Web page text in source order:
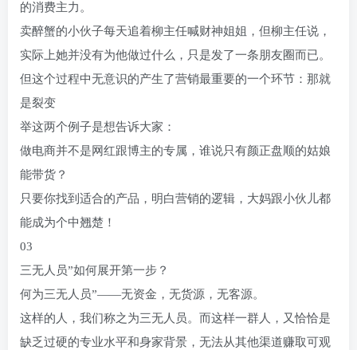
的消费主力。
卖醉蟹的小伙子每天追着柳主任喊财神姐姐，但柳主任说，
实际上她并没有为他做过什么，只是发了一条朋友圈而已。
但这个过程中无意识的产生了营销最重要的一个环节：那就
是裂变
举这两个例子是想告诉大家：
做电商并不是网红跟博主的专属，谁说只有颜正盘顺的姑娘
能带货？
只要你找到适合的产品，明白营销的逻辑，大妈跟小伙儿都
能成为个中翘楚！
03
三无人员”如何展开第一步？
何为三无人员”——无资金，无货源，无客源。
这样的人，我们称之为三无人员。而这样一群人，又恰恰是
缺乏过硬的专业水平和身家背景，无法从其他渠道赚取可观